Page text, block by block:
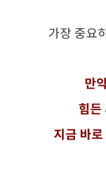
가장 중요
만
힘든
지금 바